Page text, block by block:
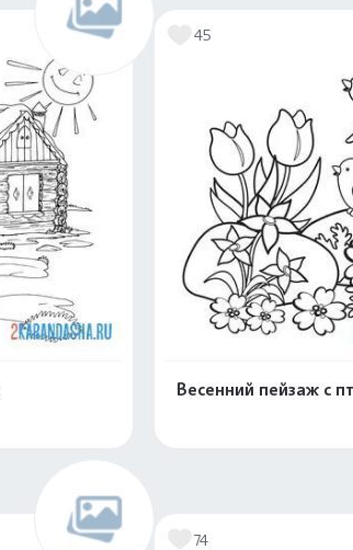
45
Весенний пейзаж с
74